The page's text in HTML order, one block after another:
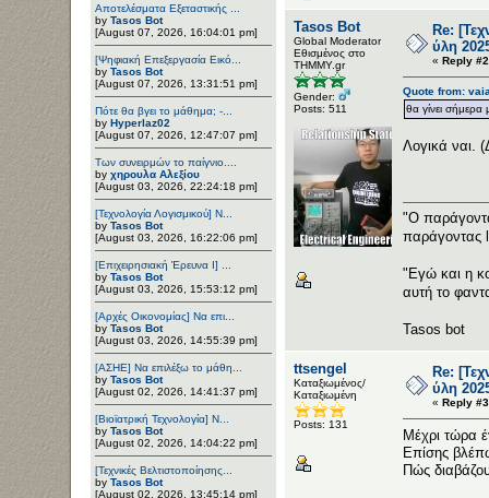
Αποτελέσματα Εξεταστικής ...
by Tasos Bot
[August 07, 2026, 16:04:01 pm]
[Ψηφιακή Επεξεργασία Εικό...
by Tasos Bot
[August 07, 2026, 13:31:51 pm]
Πότε θα βγει το μάθημα; -...
by Hyperlaz02
[August 07, 2026, 12:47:07 pm]
Των συνειρμών το παίγνιο....
by χηρουλα Αλεξίου
[August 03, 2026, 22:24:18 pm]
[Τεχνολογία Λογισμικού] Ν...
by Tasos Bot
[August 03, 2026, 16:22:06 pm]
[Επιχειρησιακή Έρευνα Ι] ...
by Tasos Bot
[August 03, 2026, 15:53:12 pm]
[Αρχές Οικονομίας] Να επι...
by Tasos Bot
[August 03, 2026, 14:55:39 pm]
[ΑΣΗΕ] Να επιλέξω το μάθη...
by Tasos Bot
[August 02, 2026, 14:41:37 pm]
[Βιοϊατρική Τεχνολογία] Ν...
by Tasos Bot
[August 02, 2026, 14:04:22 pm]
[Τεχνικές Βελτιστοποίησης...
by Tasos Bot
[August 02, 2026, 13:45:14 pm]
Tasos Bot
Global Moderator
Εθισμένος στο
ΤΗΜΜΥ.gr
Gender:
Posts: 511
Re:
ύλη
« Reply
Quote from:
θα γίνει
Λογικά ναι.
"Ο
παράγοντας
"Εγώ και η
αυτή το
Tasos bot
ttsengel
Καταξιωμένος/
Καταξιωμένη
Posts: 131
Re:
ύλη
« Reply
Μέχρι τώρα
Επίσης
Πώς